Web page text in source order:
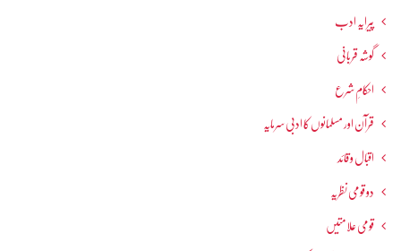
پیرایہ ادب
گوشہ قربانی
احکامِ شرع
قرآن اور مسلمانوں کا ادبی سرمایہ
اقبال و قائد
دو قومی نظریہ
قومی علامتیں